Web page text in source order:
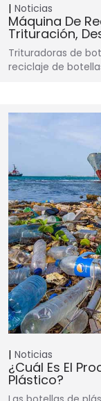
Noticias
Máquina De
Trituración,
Trituradoras de
reciclaje de
Noticias
¿Cuál Es El
Plástico?